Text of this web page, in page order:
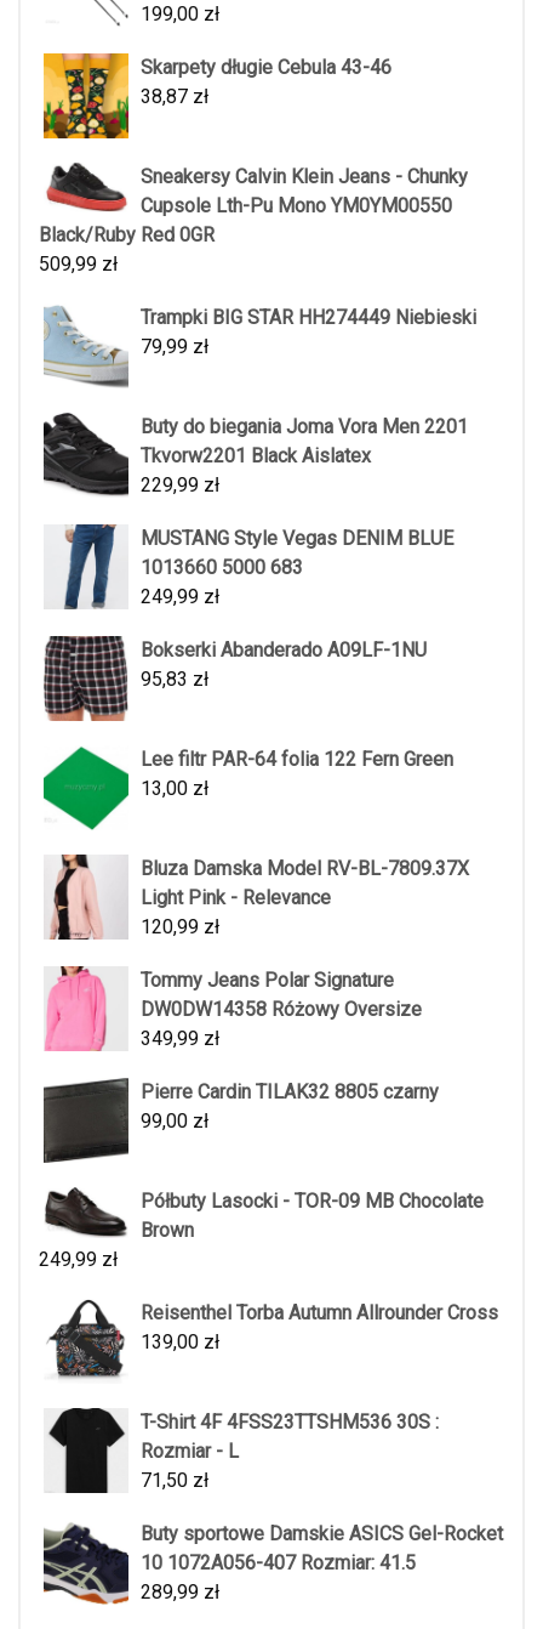
199,00 zł
Skarpety długie Cebula 43-46
38,87 zł
Sneakersy Calvin Klein Jeans - Chunky
Cupsole Lth-Pu Mono YM0YM00550
Black/Ruby Red 0GR
509,99 zł
Trampki BIG STAR HH274449 Niebieski
79,99 zł
Buty do biegania Joma Vora Men 2201
Tkvorw2201 Black Aislatex
229,99 zł
MUSTANG Style Vegas DENIM BLUE
1013660 5000 683
249,99 zł
Bokserki Abanderado A09LF-1NU
95,83 zł
Lee filtr PAR-64 folia 122 Fern Green
13,00 zł
Bluza Damska Model RV-BL-7809.37X
Light Pink - Relevance
120,99 zł
Tommy Jeans Polar Signature
DW0DW14358 Różowy Oversize
349,99 zł
Pierre Cardin TILAK32 8805 czarny
99,00 zł
Półbuty Lasocki - TOR-09 MB Chocolate
Brown
249,99 zł
Reisenthel Torba Autumn Allrounder Cross
139,00 zł
T-Shirt 4F 4FSS23TTSHM536 30S :
Rozmiar - L
71,50 zł
Buty sportowe Damskie ASICS Gel-Rocket
10 1072A056-407 Rozmiar: 41.5
289,99 zł